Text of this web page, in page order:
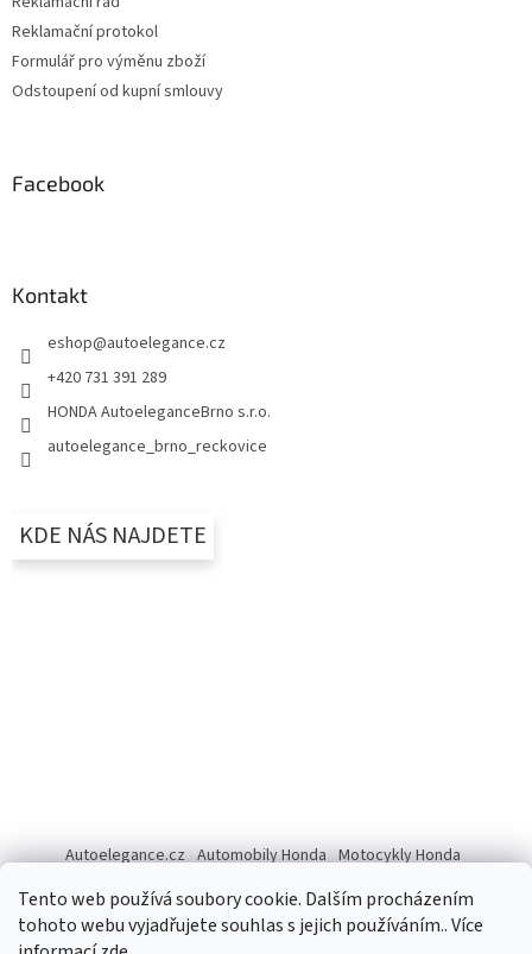
Tento web používá soubory cookie. Dalším procházením
tohoto webu vyjadřujete souhlas s jejich používáním.. Více
Reklamační protokol
Formulář pro výměnu zboží
Odstoupení od kupní smlouvy
Facebook
Kontakt
eshop@autoelegance.cz
+420 731 391 289
HONDA AutoeleganceBrno s.r.o.
autoelegance_brno_reckovice
KDE NÁS NAJDETE
Autoelegance.cz Automobily Honda Motocykly Honda